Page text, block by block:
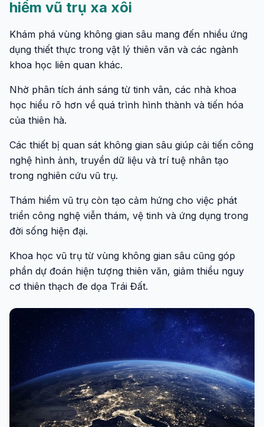
hiểm vũ trụ xa xôi
Khám phá vùng không gian sâu mang đến nhiều ứng
dụng thiết thực trong vật lý thiên văn và các ngành
khoa học liên quan khác.
Nhờ phân tích ánh sáng từ tinh vân, các nhà khoa
học hiểu rõ hơn về quá trình hình thành và tiến hóa
của thiên hà.
Các thiết bị quan sát không gian sâu giúp cải tiến công
nghệ hình ảnh, truyền dữ liệu và trí tuệ nhân tạo
trong nghiên cứu vũ trụ.
Thám hiểm vũ trụ còn tạo cảm hứng cho việc phát
triển công nghệ viễn thám, vệ tinh và ứng dụng trong
đời sống hiện đại.
Khoa học vũ trụ từ vùng không gian sâu cũng góp
phần dự đoán hiện tượng thiên văn, giảm thiểu nguy
cơ thiên thạch đe dọa Trái Đất.